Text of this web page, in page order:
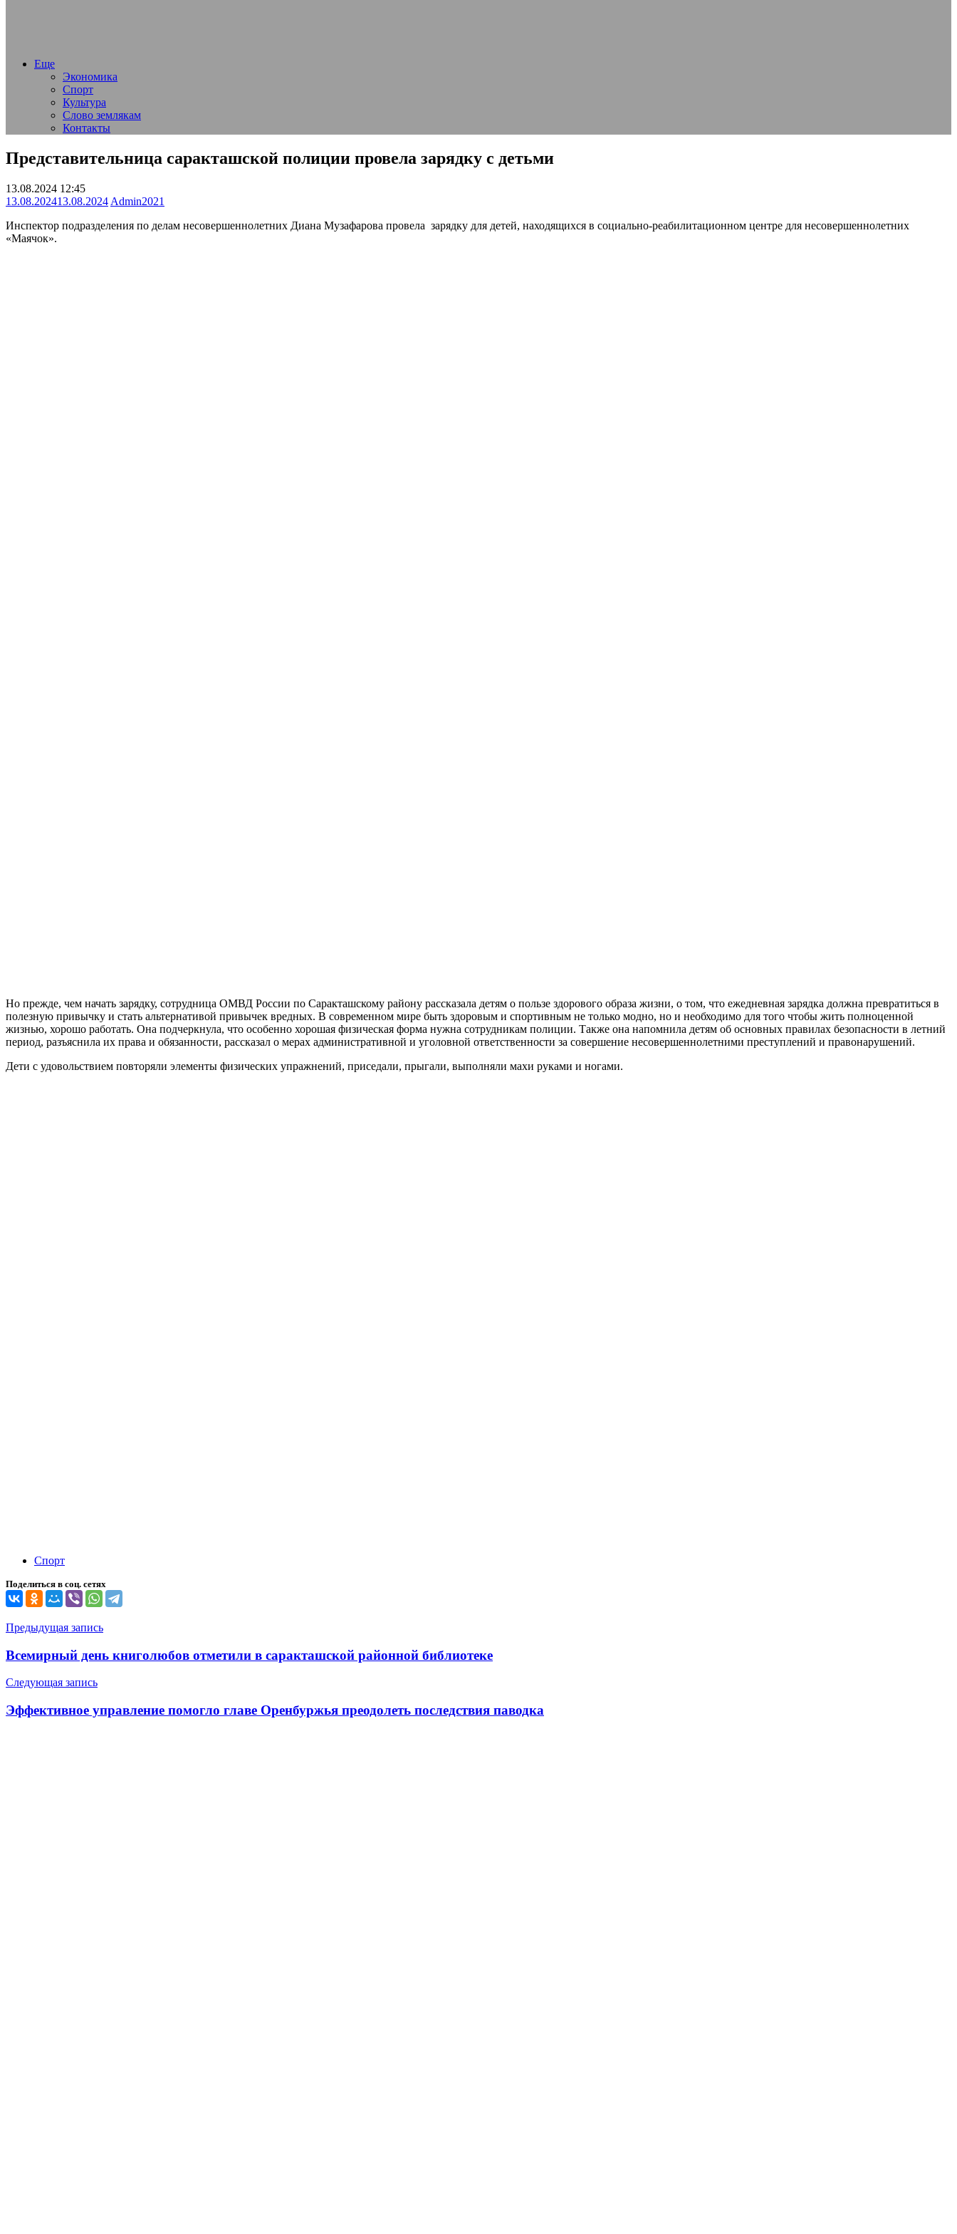
Еще
Экономика
Спорт
Культура
Слово землякам
Контакты
Представительница саракташской полиции провела зарядку с детьми
13.08.2024 12:45
13.08.202413.08.2024 Admin2021
Инспектор подразделения по делам несовершеннолетних Диана Музафарова провела зарядку для детей, находящихся в социально-реабилитационном центре для несовершеннолетних
«Маячок».
Но прежде, чем начать зарядку, сотрудница ОМВД России по Саракташскому району рассказала детям о пользе здорового образа жизни, о том, что ежедневная зарядка должна превратиться в
полезную привычку и стать альтернативой привычек вредных. В современном мире быть здоровым и спортивным не только модно, но и необходимо для того чтобы жить полноценной
жизнью, хорошо работать. Она подчеркнула, что особенно хорошая физическая форма нужна сотрудникам полиции. Также она напомнила детям об основных правилах безопасности в летний
период, разъяснила их права и обязанности, рассказал о мерах административной и уголовной ответственности за совершение несовершеннолетними преступлений и правонарушений.
Дети с удовольствием повторяли элементы физических упражнений, приседали, прыгали, выполняли махи руками и ногами.
Спорт
Поделиться в соц. сетях
Навигация
по
записям
Предыдущая запись
Всемирный день книголюбов отметили в саракташской районной библиотеке
Следующая запись
Эффективное управление помогло главе Оренбуржья преодолеть последствия паводка